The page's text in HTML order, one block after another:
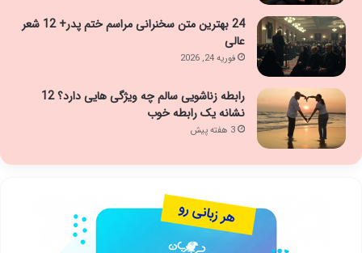
24 بهترین متن سخنرانی مراسم ختم پدر+ 12 شعر
عالی
فوریه 24, 2026
رابطه زناشویی سالم چه ویژگی هایی دارد؟ 12
نشانه یک رابطه خوب
3 هفته پیش